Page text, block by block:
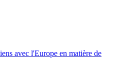
avec l'Europe en matière de